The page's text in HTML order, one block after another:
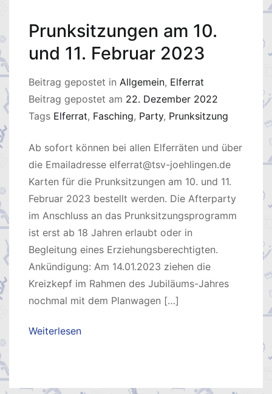
Prunksitzungen am 10.
und 11. Februar 2023
Beitrag gepostet in Allgemein, Elferrat
Beitrag gepostet am 22. Dezember 2022
Tags Elferrat, Fasching, Party, Prunksitzung
Ab sofort können bei allen Elferräten und über
die Emailadresse elferrat@tsv-joehlingen.de
Karten für die Prunksitzungen am 10. und 11.
Februar 2023 bestellt werden. Die Afterparty
im Anschluss an das Prunksitzungsprogramm
ist erst ab 18 Jahren erlaubt oder in
Begleitung eines Erziehungsberechtigten.
Ankündigung: Am 14.01.2023 ziehen die
Kreizkepf im Rahmen des Jubiläums-Jahres
nochmal mit dem Planwagen […]
Weiterlesen